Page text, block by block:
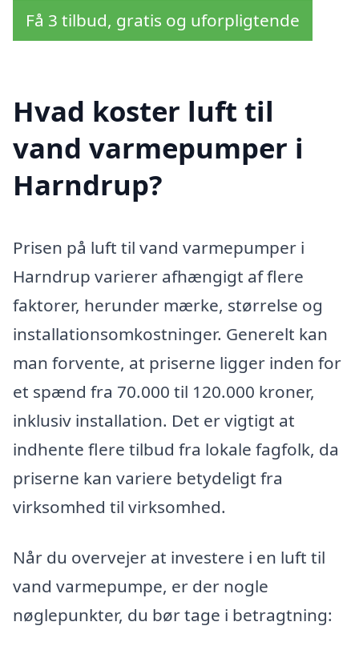
Få 3 tilbud, gratis og uforpligtende
Hvad koster luft til
vand varmepumper i
Harndrup?
Prisen på luft til vand varmepumper i
Harndrup varierer afhængigt af flere
faktorer, herunder mærke, størrelse og
installationsomkostninger. Generelt kan
man forvente, at priserne ligger inden for
et spænd fra 70.000 til 120.000 kroner,
inklusiv installation. Det er vigtigt at
indhente flere tilbud fra lokale fagfolk, da
priserne kan variere betydeligt fra
virksomhed til virksomhed.
Når du overvejer at investere i en luft til
vand varmepumpe, er der nogle
nøglepunkter, du bør tage i betragtning: